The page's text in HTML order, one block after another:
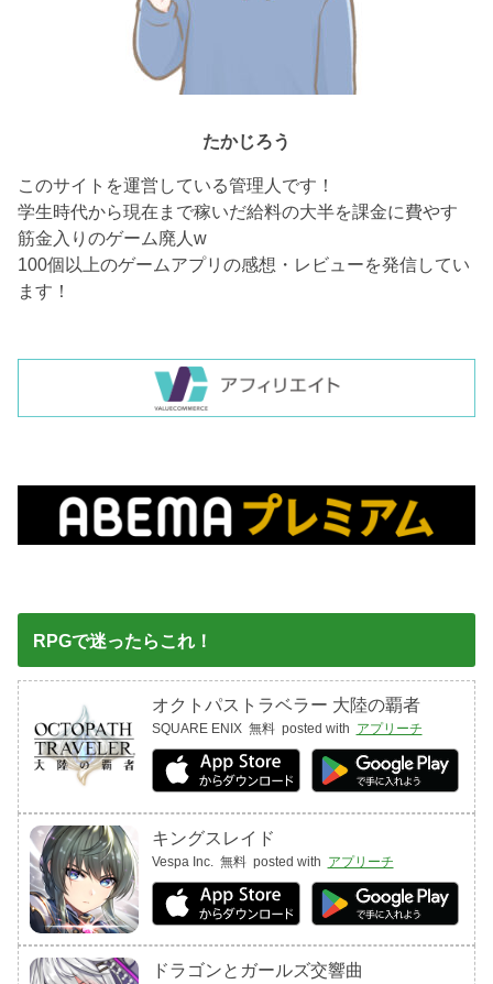
たかじろう
このサイトを運営している管理人です！
学生時代から現在まで稼いだ給料の大半を課金に費やす
筋金入りのゲーム廃人w
100個以上のゲームアプリの感想・レビューを発信してい
ます！
RPGで迷ったらこれ！
オクトパストラベラー 大陸の覇者
SQUARE ENIX 無料 posted with アプリーチ
キングスレイド
Vespa Inc. 無料 posted with アプリーチ
ドラゴンとガールズ交響曲